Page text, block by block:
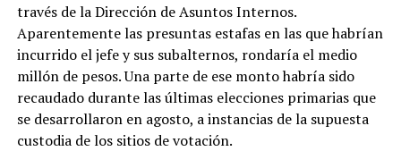
través de la Dirección de Asuntos Internos.
Aparentemente las presuntas estafas en las que habrían
incurrido el jefe y sus subalternos, rondaría el medio
millón de pesos. Una parte de ese monto habría sido
recaudado durante las últimas elecciones primarias que
se desarrollaron en agosto, a instancias de la supuesta
custodia de los sitios de votación.